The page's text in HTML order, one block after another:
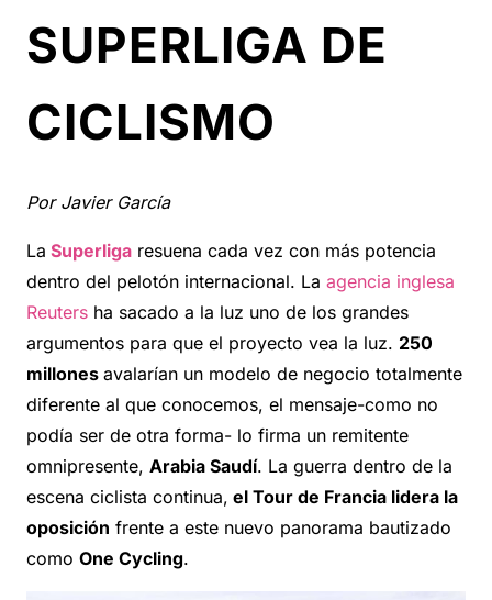
SUPERLIGA DE
CICLISMO
Por Javier García
La Superliga resuena cada vez con más potencia
dentro del pelotón internacional. La agencia inglesa
Reuters ha sacado a la luz uno de los grandes
argumentos para que el proyecto vea la luz. 250
millones avalarían un modelo de negocio totalmente
diferente al que conocemos, el mensaje-como no
podía ser de otra forma- lo firma un remitente
omnipresente, Arabia Saudí. La guerra dentro de la
escena ciclista continua, el Tour de Francia lidera la
oposición frente a este nuevo panorama bautizado
como One Cycling.